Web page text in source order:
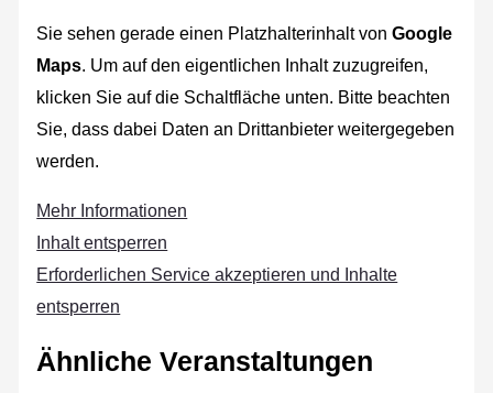
Sie sehen gerade einen Platzhalterinhalt vonGoogle
Maps. Um auf den eigentlichen Inhalt zuzugreifen,
klicken Sie auf die Schaltfläche unten. Bitte beachten
Sie, dass dabei Daten an Drittanbieter weitergegeben
werden.
Mehr Informationen
Inhalt entsperren
Erforderlichen Service akzeptieren und Inhalte
entsperren
Ähnliche Veranstaltungen